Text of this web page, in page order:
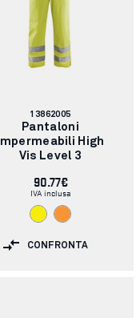
Codice
articolo:
13862005
Pantaloni
Impermeabili High
Vis Level 3
90.77€
IVA inclusa
CONFRONTA